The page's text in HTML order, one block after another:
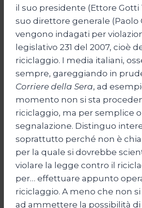
il suo presidente (Ettore Gotti
suo direttore generale (Paolo
vengono indagati per
legislativo 231 del 2007, cioè
riciclaggio. I media italiani,
sempre, gareggiando in
Corriere della Sera, ad
momento non si sta
riciclaggio, ma per semplice
segnalazione. Distinguo
soprattutto perché non è
per la quale si dovrebbe
violare la legge contro il
per… effettuare appunto
riciclaggio. A meno che non
ad ammettere la possibilità di